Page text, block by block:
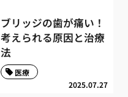
ブリッジの歯が痛い！
考えられる原因と治療
法
2025.07.27
医療